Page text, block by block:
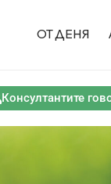
ОТ ДЕНЯ
Консултантите